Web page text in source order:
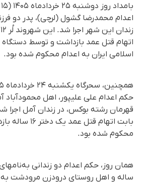
اعدام محمدرضا گشول (لرچی)، پدر دو
اتهام قتل عمد بازداشت و توسط
اسلامی ایران به اعدام محکوم شده بود.
حکم اعدام علی علیپور، اهل محمودآباد
قهرمان رشته بوکس، در زندان آمل
بابت اتهام قتل
محکوم شده بود.
ساله و اهل روستای درودزن مرودشت به